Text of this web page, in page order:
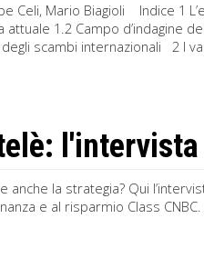
Celi, Mario Biagioli Indice 1
attuale 1.2 Campo d’indagine
degli scambi internazionali 2 I
l'intervista
anche la strategia? Qui
e al risparmio Class CNBC.